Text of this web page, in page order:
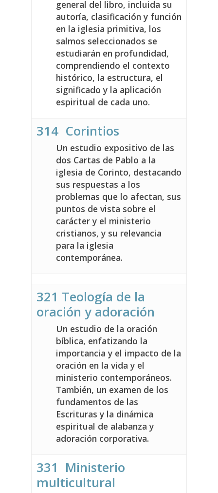
general del libro, incluida su
autoría, clasificación y función
en la iglesia primitiva, los
salmos seleccionados se
estudiarán en profundidad,
comprendiendo el contexto
histórico, la estructura, el
significado y la aplicación
espiritual de cada uno.
314 Corintios
Un estudio expositivo de las
dos Cartas de Pablo a la
iglesia de Corinto, destacando
sus respuestas a los
problemas que lo afectan, sus
puntos de vista sobre el
carácter y el ministerio
cristianos, y su relevancia
para la iglesia
contemporánea.
321 Teología de la
oración y adoración
Un estudio de la oración
bíblica, enfatizando la
importancia y el impacto de la
oración en la vida y el
ministerio contemporáneos.
También, un examen de los
fundamentos de las
Escrituras y la dinámica
espiritual de alabanza y
adoración corporativa.
331 Ministerio
multicultural